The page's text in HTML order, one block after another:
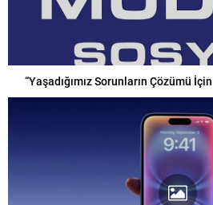
“Yaşadığımız Sorunların Çözümü